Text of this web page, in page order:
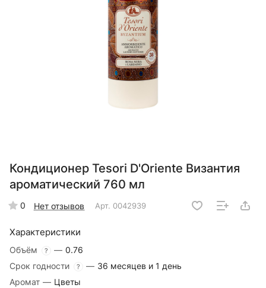
Кондиционер Tesori D'Oriente Византия
ароматический 760 мл
0 Нет отзывов Арт. 0042939
Характеристики
Объём ? — 0.76
Срок годности
? — 36 месяцев и 1 день
Аромат — Цветы